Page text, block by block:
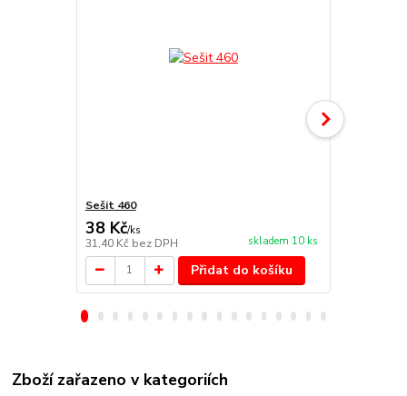
Sešit 460
38 Kč/ks
31,40 Kč bez DPH skladem 10 ks
Přidat do košíku
Zboží zařazeno v kategoriích